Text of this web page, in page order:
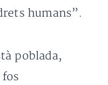
humans”.
poblada,